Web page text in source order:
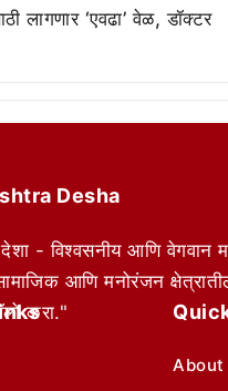
लागणार ‘एवढा’ वेळ, डॉक्टर
Desha
देशा - विश्वसनीय आणि वेगवान
आणि मनोरंजन
करा."
About